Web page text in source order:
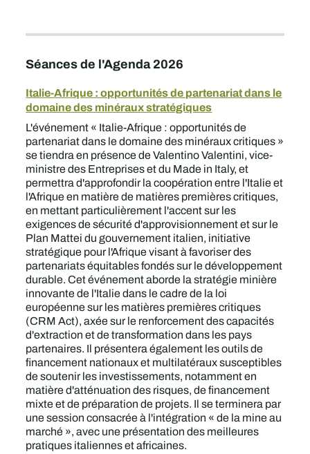
Séances de l'Agenda 2026
Italie-Afrique : opportunités de partenariat dans le
domaine des minéraux stratégiques
L'événement « Italie-Afrique : opportunités de
partenariat dans le domaine des minéraux critiques »
se tiendra en présence de Valentino Valentini, vice-
ministre des Entreprises et du Made in Italy, et
permettra d'approfondir la coopération entre l'Italie et
l'Afrique en matière de matières premières critiques,
en mettant particulièrement l'accent sur les
exigences de sécurité d'approvisionnement et sur le
Plan Mattei du gouvernement italien, initiative
stratégique pour l'Afrique visant à favoriser des
partenariats équitables fondés sur le développement
durable. Cet événement aborde la stratégie minière
innovante de l'Italie dans le cadre de la loi
européenne sur les matières premières critiques
(CRM Act), axée sur le renforcement des capacités
d'extraction et de transformation dans les pays
partenaires. Il présentera également les outils de
financement nationaux et multilatéraux susceptibles
de soutenir les investissements, notamment en
matière d'atténuation des risques, de financement
mixte et de préparation de projets. Il se terminera par
une session consacrée à l'intégration « de la mine au
marché », avec une présentation des meilleures
pratiques italiennes et africaines.